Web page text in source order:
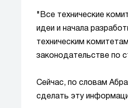
"Все технические
идеи и начала
техническим
законодательстве по
Сейчас, по словам
сделать эту